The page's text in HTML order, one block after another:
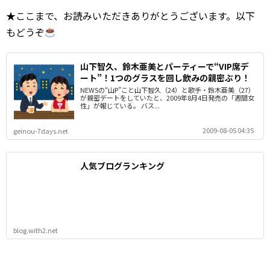
★ここまで、お読みいただきありがとうございます。以下
もどうぞ
山下智久、鈴木亜美とパーティーで“VIP席デ
ート”！1つのグラスを回し飲みの親密ぶり！
NEWSの“山P”こと山下智久（24）と歌手・鈴木亜美（27）
が親密デートをしていたと、2009年8月4日発売の「週間女
性」が報じている。 バス...
geinou-7days.net 2009-08-05 04:35
人気ブログランキング
blog.with2.net